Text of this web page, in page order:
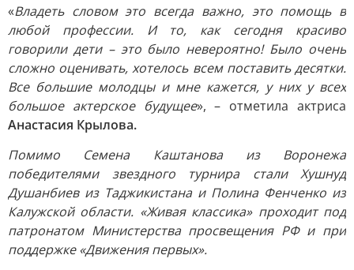
«Владеть словом это всегда важно, это помощь в
любой профессии. И то, как сегодня красиво
говорили дети – это было невероятно! Было очень
сложно оценивать, хотелось всем поставить десятки.
Все большие молодцы и мне кажется, у них у всех
большое актерское будущее», – отметила актриса
Анастасия Крылова.
Помимо Семена Каштанова из Воронежа
победителями звездного турнира стали Хушнуд
Душанбиев из Таджикистана и Полина Фенченко из
Калужской области. «Живая классика» проходит под
патронатом Министерства просвещения РФ и при
поддержке «Движения первых».